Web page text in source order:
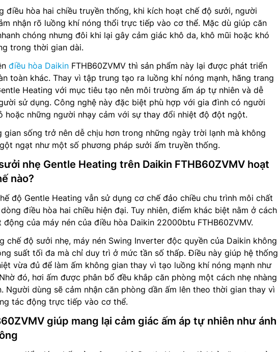
điều hòa hai chiều truyền thống, khi kích hoạt chế độ sưởi, người
nhận rõ luồng khí nóng thổi trực tiếp vào cơ thể. Mặc dù giúp căn
chóng nhưng đôi khi lại gây cảm giác khô da, khô mũi hoặc khó
trong thời gian dài.
điều hòa Daikin FTHB60ZVMV thì sản phẩm này lại được phát triển
toàn khác. Thay vì tập trung tạo ra luồng khí nóng mạnh, hãng trang
Heating với mục tiêu tạo nên môi trường ấm áp tự nhiên và dễ
sử dụng. Công nghệ này đặc biệt phù hợp với gia đình có người
hoặc những người nhạy cảm với sự thay đổi nhiệt độ đột ngột.
gian sống trở nên dễ chịu hơn trong những ngày trời lạnh mà không
ngạt như một số phương pháp sưởi ấm truyền thống.
nhẹ Gentle Heating trên Daikin FTHB60ZVMV hoạt
nào?
độ Gentle Heating vẫn sử dụng cơ chế đảo chiều chu trình môi chất
điều hòa hai chiều hiện đại. Tuy nhiên, điểm khác biệt nằm ở cách
động của máy nén của điều hòa Daikin 22000btu FTHB60ZVMV.
chế độ sưởi nhẹ, máy nén Swing Inverter độc quyền của Daikin không
suất tối đa mà chỉ duy trì ở mức tần số thấp. Điều này giúp hệ thống
vừa đủ để làm ấm không gian thay vì tạo luồng khí nóng mạnh như
đó, hơi ấm được phân bổ đều khắp căn phòng một cách nhẹ nhàng
Người dùng sẽ cảm nhận căn phòng dần ấm lên theo thời gian thay vì
tác động trực tiếp vào cơ thể.
giúp mang lại cảm giác ấm áp tự nhiên như ánh